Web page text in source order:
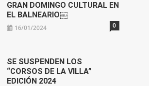
GRAN DOMINGO CULTURAL EN
EL BALNEARIO￼
16/01/2024 0
SE SUSPENDEN LOS
“CORSOS DE LA VILLA”
EDICIÓN 2024